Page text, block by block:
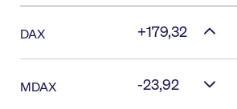
DAX +179,32
MDAX -23,92